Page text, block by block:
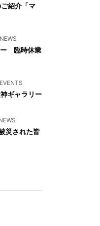
会社様向けお問い合わせ
関して
ご紹介「マ
臨時休業
ギャラリー
災された皆